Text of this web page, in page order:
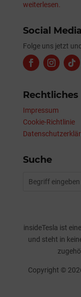
weiterlesen.
Social Media
Folge uns jetzt
Rechtliches
Impressum
Cookie-Richtlinie
Suche
insideTesla ist
und steht in
Copyright ©